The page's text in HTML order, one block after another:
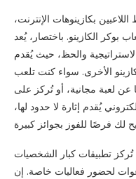
بكازينوهات الإنترنت،
بوكر الكازينو. باختصار، يُعد
والحظ، حيث يُقدم
الأخرى. سواء كنت تلعب
عن لعبة مجانية، أو تُركز على
يُقدم إثارة لا حدود لها،
تُركز تطبيقات كبار الشخصيات (VIP) على كبار المُنفقين، حيث تُقدم
لحضور فعاليات خاصة. إن